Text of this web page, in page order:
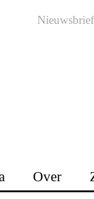
Nieuwsbrief
Over